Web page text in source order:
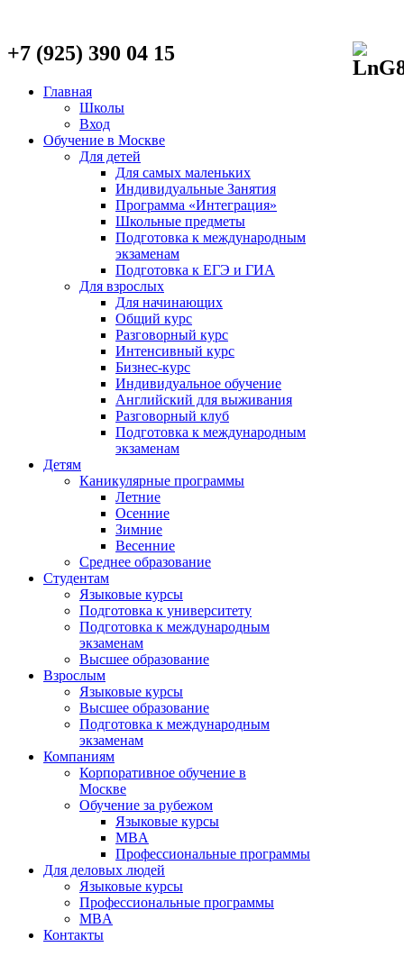
+7 (925) 390 04 15
Главная
Школы
Вход
Обучение в Москве
Для детей
Для самых маленьких
Индивидуальные Занятия
Программа «Интеграция»
Школьные предметы
Подготовка к международным
экзаменам
Подготовка к ЕГЭ и ГИА
Для взрослых
Для начинающих
Общий курс
Разговорный курс
Интенсивный курс
Бизнес-курс
Индивидуальное обучение
Английский для выживания
Разговорный клуб
Подготовка к международным
экзаменам
Детям
Каникулярные программы
Летние
Осенние
Зимние
Весенние
Среднее образование
Студентам
Языковые курсы
Подготовка к университету
Подготовка к международным
экзаменам
Высшее образование
Взрослым
Языковые курсы
Высшее образование
Подготовка к международным
экзаменам
Компаниям
Корпоративное обучение в
Москве
Обучение за рубежом
Языковые курсы
MBA
Профессиональные программы
Для деловых людей
Языковые курсы
Профессиональные программы
MBA
Контакты